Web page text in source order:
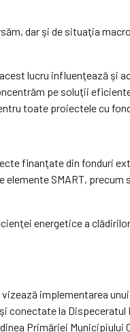
dar şi de situaţia
lucru influenţează şi
pe soluţii
toate proiectele cu
finanţate din fonduri
SMART,
energetice a
implementarea
la
Primăriei